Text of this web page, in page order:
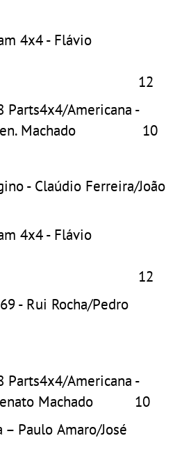
- Flávio
Americana -
Ren. Machado 10
Claúdio Ferreira/João
- Flávio
Rui Rocha/Pedro
Americana -
Machado 10
Amaro/José